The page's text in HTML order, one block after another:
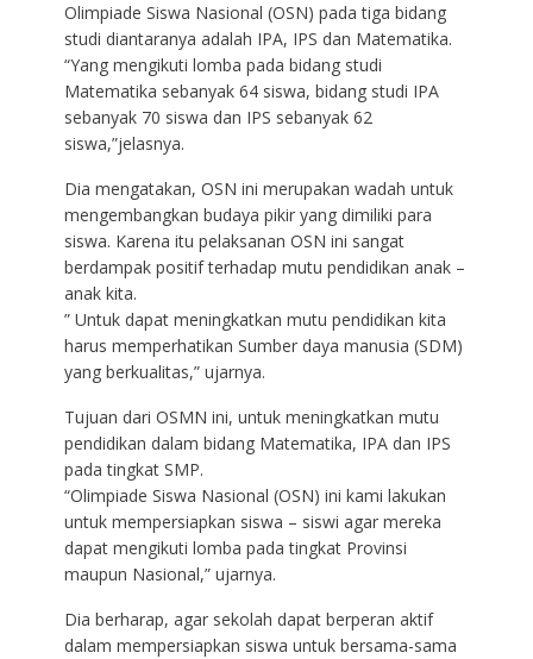
Olimpiade Siswa Nasional (OSN) pada tiga bidang
studi diantaranya adalah IPA, IPS dan Matematika.
“Yang mengikuti lomba pada bidang studi
Matematika sebanyak 64 siswa, bidang studi IPA
sebanyak 70 siswa dan IPS sebanyak 62
siswa,”jelasnya.
Dia mengatakan, OSN ini merupakan wadah untuk
mengembangkan budaya pikir yang dimiliki para
siswa. Karena itu pelaksanan OSN ini sangat
berdampak positif terhadap mutu pendidikan anak –
anak kita.
” Untuk dapat meningkatkan mutu pendidikan kita
harus memperhatikan Sumber daya manusia (SDM)
yang berkualitas,” ujarnya.
Tujuan dari OSMN ini, untuk meningkatkan mutu
pendidikan dalam bidang Matematika, IPA dan IPS
pada tingkat SMP.
“Olimpiade Siswa Nasional (OSN) ini kami lakukan
untuk mempersiapkan siswa – siswi agar mereka
dapat mengikuti lomba pada tingkat Provinsi
maupun Nasional,” ujarnya.
Dia berharap, agar sekolah dapat berperan aktif
dalam mempersiapkan siswa untuk bersama-sama